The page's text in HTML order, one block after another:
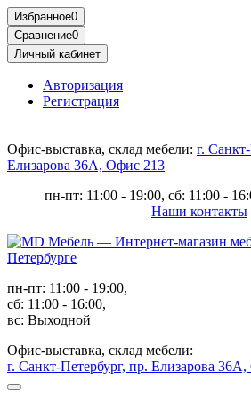
Избранное0
Сравнение0
Личный кабинет
Авторизация
Регистрация
Офис-выставка, склад мебели: г.
Елизарова 36А, Офис 213
пн-пт: 11:00 - 19:00, сб: 11:00 -
Наши контакты
пн-пт: 11:00 - 19:00,
сб: 11:00 - 16:00,
вс: Выходной
Офис-выставка, склад мебели:
г. Санкт-Петербург, пр. Елизарова